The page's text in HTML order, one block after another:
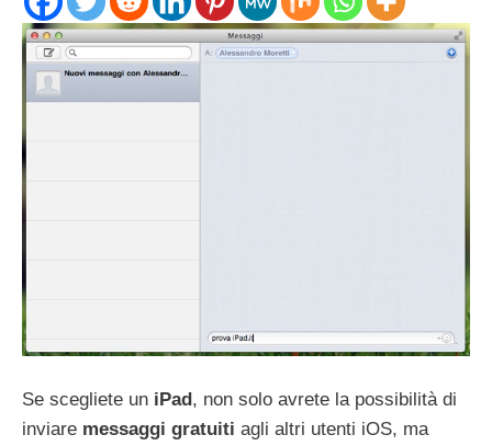
Se scegliete un iPad, non solo avrete la possibilità di
inviare messaggi gratuiti agli altri utenti iOS, ma